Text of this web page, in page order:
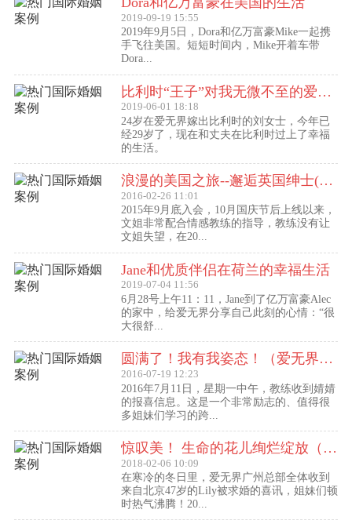
2019-09-19 15:55
2019年9月5日，Dora和亿万富豪Mike一起携
手飞往美国。短短时间内，Mike开着车带
Dora...
比利时“王子”对我无微不至的爱（爱无界刘女士的海外生活）
2019-06-01 18:18
24岁在爱无界嫁出比利时的刘女士，今年已
经29岁了，现在和丈夫在比利时过上了幸福
的生活。
浪漫的美国之旅--邂逅英国绅士(文姐与Kent的见面动态）
2016-02-26 11:01
2015年9月底入会，10月国庆节后上线以来，
文姐非常配合情感教练的指导，教练没有让
文姐失望，在20...
Jane和优质伴侣在荷兰的幸福生活
2019-07-04 11:56
6月28号上午11：11，Jane到了亿万富豪Alec
的家中，给爱无界分享自己此刻的心情：“很
大很舒...
圆满了！我有我姿态！（爱无界婧婧圆满动态）
2016-07-19 12:23
2016年7月11日，星期一中午，教练收到婧婧
的报喜信息。这是一个非常励志的、值得很
多姐妹们学习的跨...
惊叹美！ 生命的花儿绚烂绽放（47岁的Lily结婚啦！）
2018-02-06 10:09
在寒冷的冬日里，爱无界广州总部全体收到
来自北京47岁的Lily被求婚的喜讯，姐妹们顿
时热气沸腾！20...